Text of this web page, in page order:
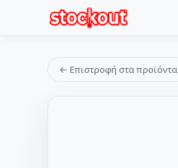
← Επιστροφή στα προϊόντα